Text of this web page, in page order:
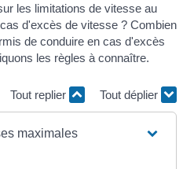
les limitations de vitesse au
d'excès de vitesse ? Combien
de conduire en cas d'excès
les règles à connaître.
Tout replier Tout déplier
maximales